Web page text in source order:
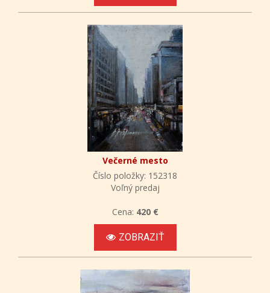
Večerné mesto
Číslo položky: 152318
Voľný predaj
Cena: 420 €
ZOBRAZIŤ